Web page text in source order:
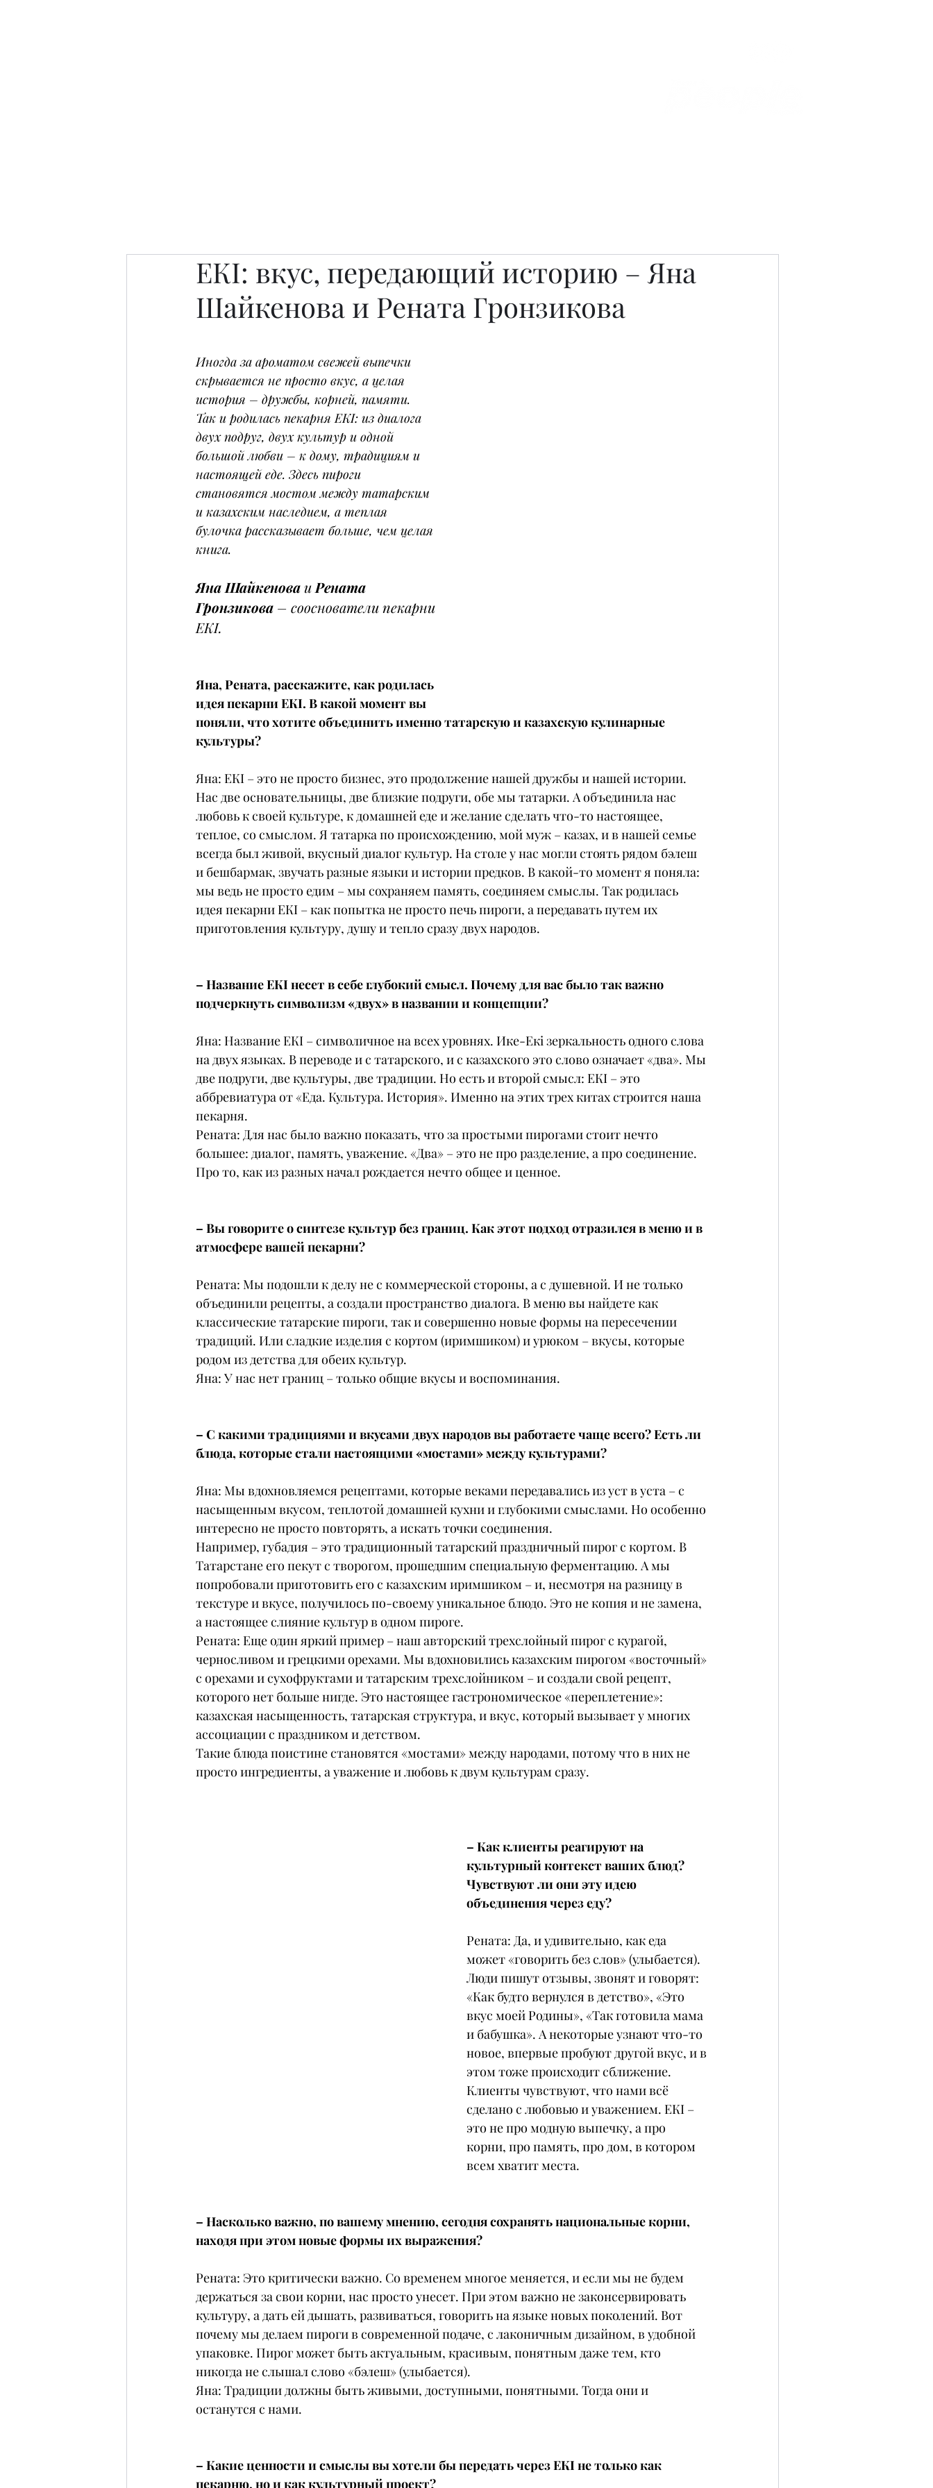
ЕКІ: вкус, передающий историю – Яна
Шайкенова и Рената Гронзикова
Иногда за ароматом свежей выпечки
скрывается не просто вкус, а целая
история – дружбы, корней, памяти.
Так и родилась пекарня ЕКІ: из диалога
двух подруг, двух культур и одной
большой любви – к дому, традициям и
настоящей еде. Здесь пироги
становятся мостом между татарским
и казахским наследием, а теплая
булочка рассказывает больше, чем целая
книга.
Яна Шайкенова и Рената
Гронзикова – сооснователи пекарни
ЕКІ.
Яна, Рената, расскажите, как родилась
идея пекарни ЕКІ. В какой момент вы
поняли, что хотите объединить именно татарскую и казахскую кулинарные
культуры?
Яна: ЕКІ – это не просто бизнес, это продолжение нашей дружбы и нашей истории.
Нас две основательницы, две близкие подруги, обе мы татарки. А объединила нас
любовь к своей культуре, к домашней еде и желание сделать что-то настоящее,
теплое, со смыслом. Я татарка по происхождению, мой муж – казах, и в нашей семье
всегда был живой, вкусный диалог культур. На столе у нас могли стоять рядом бэлеш
и бешбармак, звучать разные языки и истории предков. В какой-то момент я поняла:
мы ведь не просто едим – мы сохраняем память, соединяем смыслы. Так родилась
идея пекарни ЕКІ – как попытка не просто печь пироги, а передавать путем их
приготовления культуру, душу и тепло сразу двух народов.
– Название ЕКІ несет в себе глубокий смысл. Почему для вас было так важно
подчеркнуть символизм «двух» в названии и концепции?
Яна: Название ЕКІ – символичное на всех уровнях. Ике-Екі зеркальность одного слова
на двух языках. В переводе и с татарского, и с казахского это слово означает «два». Мы
две подруги, две культуры, две традиции. Но есть и второй смысл: ЕКІ – это
аббревиатура от «Еда. Культура. История». Именно на этих трех китах строится наша
пекарня.
Рената: Для нас было важно показать, что за простыми пирогами стоит нечто
большее: диалог, память, уважение. «Два» – это не про разделение, а про соединение.
Про то, как из разных начал рождается нечто общее и ценное.
– Вы говорите о синтезе культур без границ. Как этот подход отразился в меню и в
атмосфере вашей пекарни?
Рената: Мы подошли к делу не с коммерческой стороны, а с душевной. И не только
объединили рецепты, а создали пространство диалога. В меню вы найдете как
классические татарские пироги, так и совершенно новые формы на пересечении
традиций. Или сладкие изделия с кортом (иримшиком) и урюком – вкусы, которые
родом из детства для обеих культур.
Яна: У нас нет границ – только общие вкусы и воспоминания.
– С какими традициями и вкусами двух народов вы работаете чаще всего? Есть ли
блюда, которые стали настоящими «мостами» между культурами?
Яна: Мы вдохновляемся рецептами, которые веками передавались из уст в уста – с
насыщенным вкусом, теплотой домашней кухни и глубокими смыслами. Но особенно
интересно не просто повторять, а искать точки соединения.
Например, губадия – это традиционный татарский праздничный пирог с кортом. В
Татарстане его пекут с творогом, прошедшим специальную ферментацию. А мы
попробовали приготовить его с казахским иримшиком – и, несмотря на разницу в
текстуре и вкусе, получилось по-своему уникальное блюдо. Это не копия и не замена,
а настоящее слияние культур в одном пироге.
Рената: Еще один яркий пример – наш авторский трехслойный пирог с курагой,
черносливом и грецкими орехами. Мы вдохновились казахским пирогом «восточный»
с орехами и сухофруктами и татарским трехслойником – и создали свой рецепт,
которого нет больше нигде. Это настоящее гастрономическое «переплетение»:
казахская насыщенность, татарская структура, и вкус, который вызывает у многих
ассоциации с праздником и детством.
Такие блюда поистине становятся «мостами» между народами, потому что в них не
просто ингредиенты, а уважение и любовь к двум культурам сразу.
– Как клиенты реагируют на
культурный контекст ваших блюд?
Чувствуют ли они эту идею
объединения через еду?
Рената: Да, и удивительно, как еда
может «говорить без слов» (улыбается).
Люди пишут отзывы, звонят и говорят:
«Как будто вернулся в детство», «Это
вкус моей Родины», «Так готовила мама
и бабушка». А некоторые узнают что-то
новое, впервые пробуют другой вкус, и в
этом тоже происходит сближение.
Клиенты чувствуют, что нами всё
сделано с любовью и уважением. ЕКІ –
это не про модную выпечку, а про
корни, про память, про дом, в котором
всем хватит места.
– Насколько важно, по вашему мнению, сегодня сохранять национальные корни,
находя при этом новые формы их выражения?
Рената: Это критически важно. Со временем многое меняется, и если мы не будем
держаться за свои корни, нас просто унесет. При этом важно не законсервировать
культуру, а дать ей дышать, развиваться, говорить на языке новых поколений. Вот
почему мы делаем пироги в современной подаче, с лаконичным дизайном, в удобной
упаковке. Пирог может быть актуальным, красивым, понятным даже тем, кто
никогда не слышал слово «бэлеш» (улыбается).
Яна: Традиции должны быть живыми, доступными, понятными. Тогда они и
останутся с нами.
– Какие ценности и смыслы вы хотели бы передать через ЕКІ не только как
пекарню, но и как культурный проект?